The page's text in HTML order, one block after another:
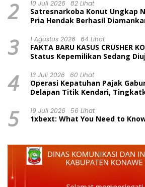
2 10 Juli 2026 82 Lihat
Satresnarkoba Konut Ungkap
Pria Hendak Berhasil
3 1 Agustus 2026 64 Lihat
FAKTA BARU KASUS CRUSHER
Status Kepemilikan Sedang
Dinilai Prematur
4 13 Juli 2026 60 Lihat
Operasi Kepatuhan Pajak
Delapan Titik Kendari,
5 19 Juli 2026 56 Lihat
1xbext: What You Need to